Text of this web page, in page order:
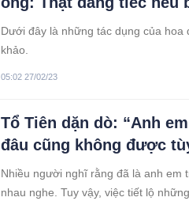
Dưới đây là những tác dụng của
khảo.
05:02 27/02/23
Tổ Tiên dặn dò: “Anh
đâu cũng không được
Nhiều người nghĩ rằng đã là anh em
nhau nghe. Tuy vậy, việc tiết lộ